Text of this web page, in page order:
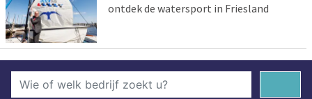
ontdek de watersport in Friesland